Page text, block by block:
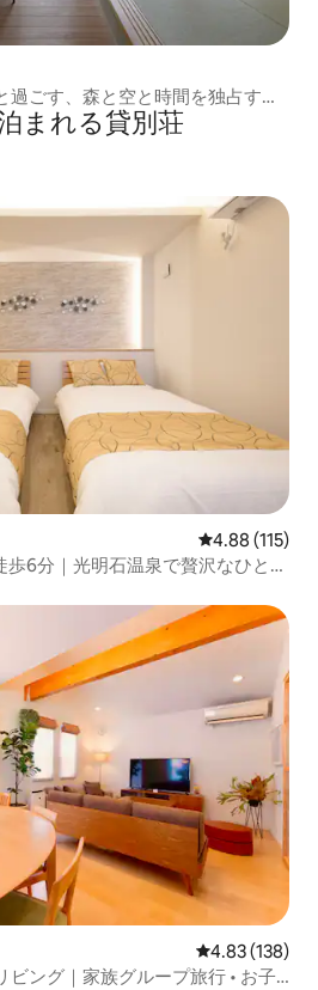
ごす、森と空と時間を独占する
まれる貸別荘
レビュー115
4.88 (115)
6分｜光明石温泉で贅沢なひとと
レビュー138
4.83 (138)
ビング｜家族グループ旅行 • お子